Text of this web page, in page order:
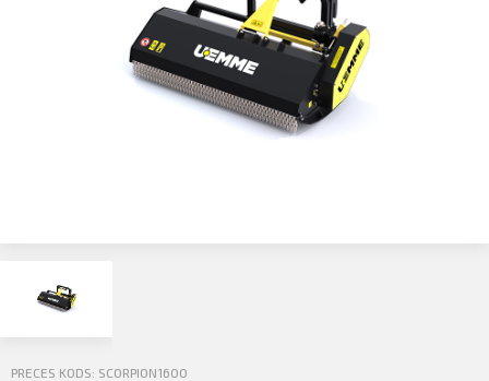
PIETEIKTIES
PRECES KODS: SCORPION1600